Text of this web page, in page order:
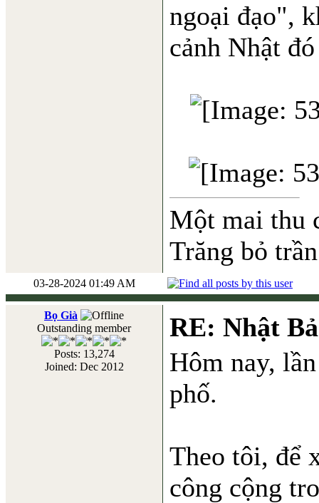
ngoại đạo",
cảnh Nhật
Một mai thu
Trăng bỏ
03-28-2024 01:49 AM
Bọ Già
Outstanding member
Posts: 13,274
Joined: Dec 2012
RE: Nhật
Hôm nay,
phố.
Theo tôi, để
công cộng